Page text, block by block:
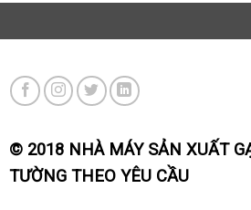
© 2018 NHÀ MÁY SẢN XUẤT
TƯỜNG THEO YÊU CẦU